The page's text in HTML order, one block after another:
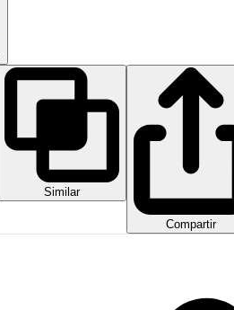
Similar
Compartir